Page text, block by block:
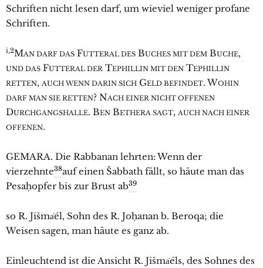
Schriften nicht lesen darf, um wieviel weniger profane
Schriften.
i,2MAN DARF DAS FUTTERAL DES BUCHES MIT DEM BUCHE,
UND DAS FUTTERAL DER TEPHILLIN MIT DEN TEPHILLIN
RETTEN, AUCH WENN DARIN SICH GELD BEFINDET. WOHIN
DARF MAN SIE RETTEN? NACH EINER NICHT OFFENEN
DURCHGANGSHALLE. BEN BETHERA SAGT, AUCH NACH EINER
OFFENEN.
GEMARA. Die Rabbanan lehrten: Wenn der
vierzehnte38auf einen Šabbath fällt, so häute man das
Pesaḥopfer bis zur Brust ab39
so R. Jišma͑él, Sohn des R. Joḥanan b. Beroqa; die
Weisen sagen, man häute es ganz ab.
Einleuchtend ist die Ansicht R. Jišma͑éls, des Sohnes des